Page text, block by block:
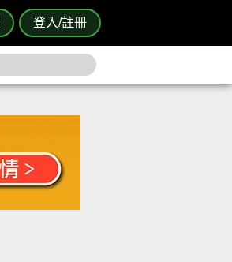
登入/註冊